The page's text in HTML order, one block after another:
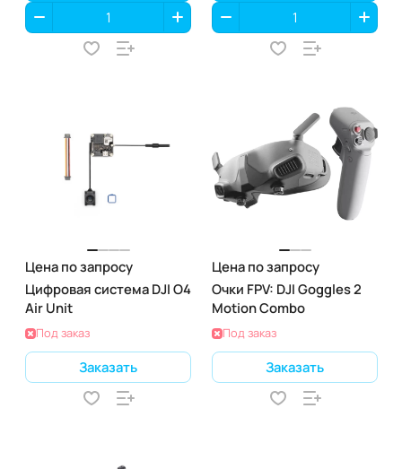
Цена по запросу
Цифровая система DJI O4
Air Unit
Под заказ
Заказать
Цена по запросу
Очки FPV: DJI Goggles 2
Motion Combo
Под заказ
Заказать